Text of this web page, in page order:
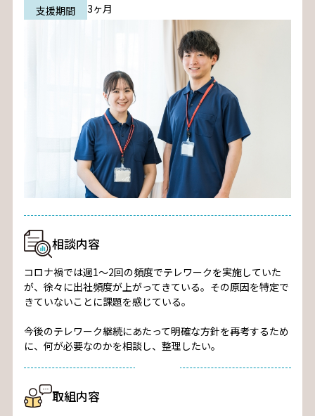
支援期間
3ヶ月
相談内容
コロナ禍では週1～2回の頻度でテレワークを実施していた
が、徐々に出社頻度が上がってきている。その原因を特定で
きていないことに課題を感じている。
今後のテレワーク継続にあたって明確な方針を再考するため
に、何が必要なのかを相談し、整理したい。
取組内容